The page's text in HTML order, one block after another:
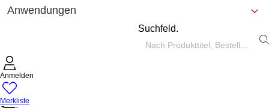
Anwendungen
Suchfeld.
Anmelden
Merkliste